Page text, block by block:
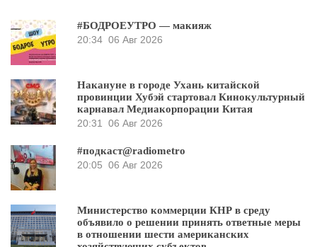
#БОДРОЕУТРО — макияж
20:34 06 Авг 2026
Накануне в городе Ухань китайской
провинции Хубэй стартовал Кинокультурный
карнавал Медиакорпорации Китая
20:31
06 Авг 2026
#подкаст@radiometro
20:05 06 Авг 2026
Министерство коммерции КНР в среду
объявило о решении принять ответные меры
в отношении шести американских